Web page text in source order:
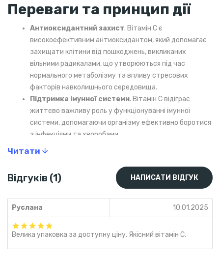
Переваги та принцип дії
Антиоксидантний захист. Вітамін С є
високоефективним антиоксидантом, який допомагає
захищати клітини від пошкоджень, викликаних
вільними радикалами, що утворюються під час
нормального метаболізму та впливу стресових
факторів навколишнього середовища.
Підтримка імунної системи. Вітамін С відіграє
життєво важливу роль у функціонуванні імунної
системи, допомагаючи організму ефективно боротися
з інфекціями та хворобами.
Синтез колагену
білка сполучної тканини, що забезпечує міцність і
еластичність шкіри, кісток, сухожиль та суглобів.
бере участь у метаболізмі амінокислот, що є
важливими для синтезу білків і нормального
функціонування організму.
Покращення засвоєння поживних речовин
Читати
Відгуків (1) НАПИСАТИ ВІДГУК
Руслана 10.01.2025
Велика упаковка за доступну ціну. Якісний вітамін С.